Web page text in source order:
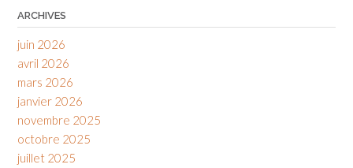
ARCHIVES
juin 2026
avril 2026
mars 2026
janvier 2026
novembre 2025
octobre 2025
juillet 2025